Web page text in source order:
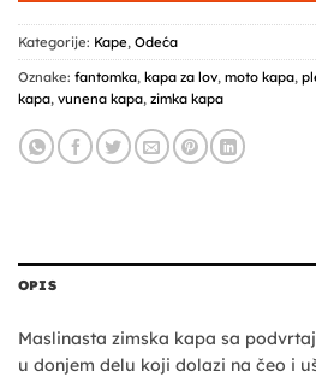
Kategorije: Kape, Odeća
Oznake: fantomka, kapa za lov, moto kapa,
kapa, vunena kapa, zimka kapa
OPIS
Maslinasta zimska kapa sa
u donjem delu koji dolazi na čeo i